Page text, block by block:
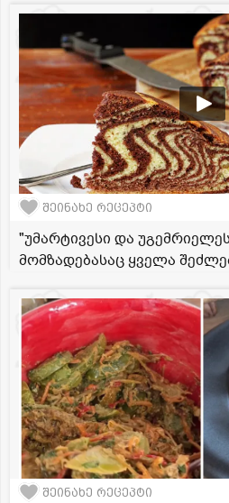
შეინახე რეცეპტი
"უმარტივესი და
მომზადებასაც ყველა
შეინახე რეცეპტი